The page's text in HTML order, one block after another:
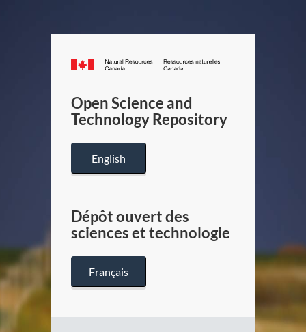
Canada.ca
/
Canada
Open Science and
Technology Repository
English
Dépôt ouvert des
sciences et technologie
Français